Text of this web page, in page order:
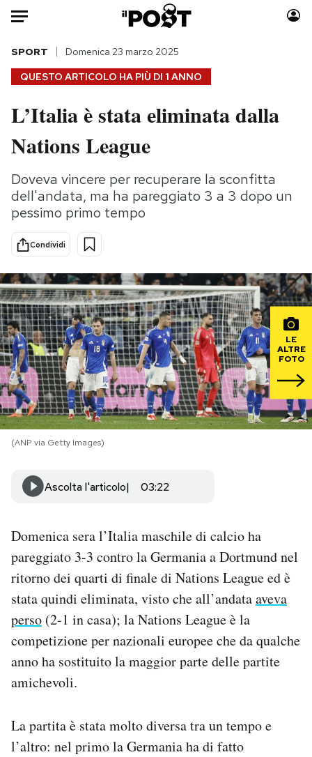
Auto
HOME
Italia
Politica
Tecnologia
Internet
Scienza
Cultura
Economia
Sport
Moda
Storie/Idee
Ok Boomer!
Mondiali calcio 2026
PODCAST
NEWSLETTER
I MIEI PREFERITI
SHOP
AREA PERSONALE
Area Personale
Newsletter
Notifiche mobile
Esci
QUESTO ARTICOLO HA PIÙ DI 1 ANNO
SPORT Domenica 23 marzo 2025
L’Italia è stata eliminata dalla
Nations League
Doveva vincere per recuperare la sconfitta
dell'andata, ma ha pareggiato 3 a 3 dopo un
pessimo primo tempo
Condividi
LE
ALTRE
FOTO
(ANP via Getty Images)
Ascolta l'articolo 03:22
Domenica sera l’Italia maschile di calcio ha
pareggiato 3-3 contro la Germania a Dortmund nel
ritorno dei quarti di finale di Nations League ed è
stata quindi eliminata, visto che all’andataaveva
perso (2-1 in casa); la Nations League è la
competizione per nazionali europee che da qualche
anno ha sostituito la maggior parte delle partite
amichevoli.
La partita è stata molto diversa tra un tempo e
l’altro: nel primo la Germania ha di fatto